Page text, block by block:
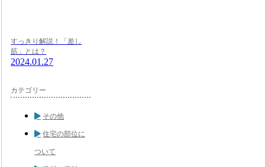
すっきり解説！「差し
筋」とは？
2024.01.27
カテゴリー
その他
住宅の部位に
ついて